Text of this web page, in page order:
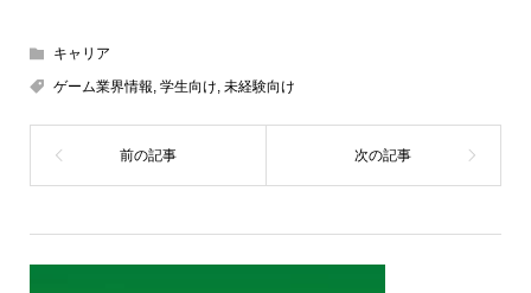
キャリア
ゲーム業界情報, 学生向け, 未経験向け